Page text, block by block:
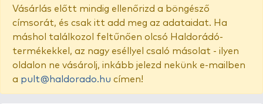
Vásárlás előtt mindig ellenőrizd a böngésző
címsorát, és csak itt add meg az adataidat. Ha
máshol találkozol feltűnően olcsó Haldorádó-
termékekkel, az nagy eséllyel csaló másolat - ilyen
oldalon ne vásárolj, inkább jelezd nekünk e-mailben
a pult@haldorado.hu címen!